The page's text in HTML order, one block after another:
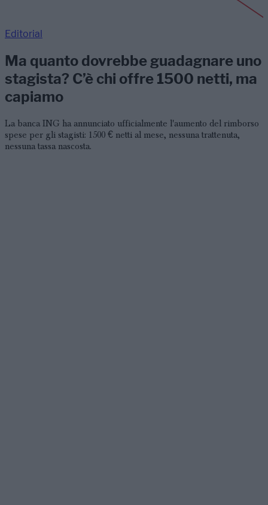
Editorial
Ma quanto dovrebbe guadagnare uno
stagista? C’è chi offre 1500 netti, ma
capiamo
La banca ING ha annunciato ufficialmente l'aumento del rimborso
spese per gli stagisti: 1500 € netti al mese, nessuna trattenuta,
nessuna tassa nascosta.